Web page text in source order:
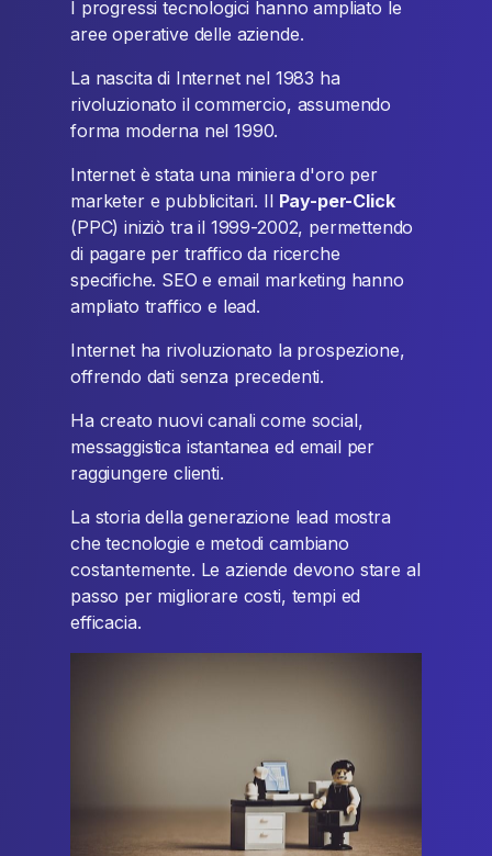
I progressi tecnologici hanno ampliato le
aree operative delle aziende.
La nascita di Internet nel 1983 ha
rivoluzionato il commercio, assumendo
forma moderna nel 1990.
Internet è stata una miniera d'oro per
marketer e pubblicitari. Il Pay-per-Click
(PPC) iniziò tra il 1999-2002, permettendo
di pagare per traffico da ricerche
specifiche. SEO e email marketing hanno
ampliato traffico e lead.
Internet ha rivoluzionato la prospezione,
offrendo dati senza precedenti.
Ha creato nuovi canali come social,
messaggistica istantanea ed email per
raggiungere clienti.
La storia della generazione lead mostra
che tecnologie e metodi cambiano
costantemente. Le aziende devono stare al
passo per migliorare costi, tempi ed
efficacia.